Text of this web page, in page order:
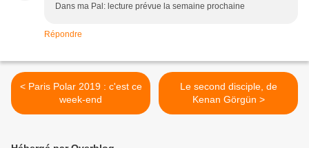
Dans ma Pal: lecture prévue la semaine prochaine
Répondre
< Paris Polar 2019 : c'est ce
week-end
Le second disciple, de
Kenan Görgün >